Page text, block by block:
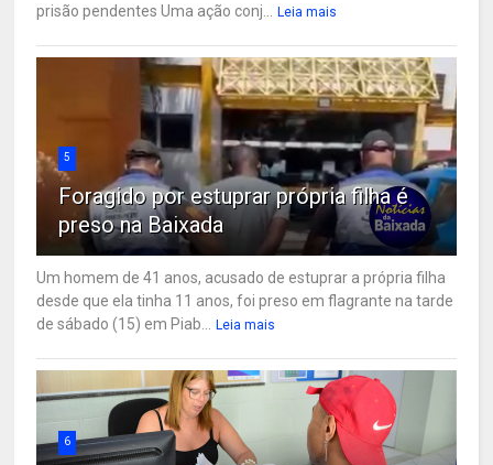
prisão pendentes Uma ação conj...
Leia mais
5
Foragido por estuprar própria filha é
preso na Baixada
Um homem de 41 anos, acusado de estuprar a própria filha
desde que ela tinha 11 anos, foi preso em flagrante na tarde
de sábado (15) em Piab...
Leia mais
6